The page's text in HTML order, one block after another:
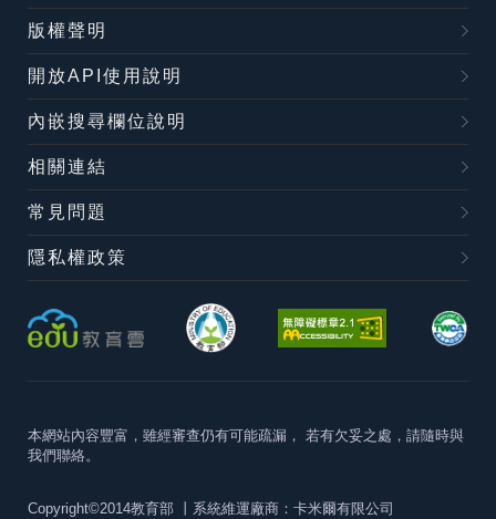
版權聲明
開放API使用說明
內嵌搜尋欄位說明
相關連結
常見問題
隱私權政策
本網站內容豐富，雖經審查仍有可能疏漏， 若有欠妥之處，請隨時與
我們聯絡。
Copyright©2014教育部 丨系統維運廠商：卡米爾有限公司